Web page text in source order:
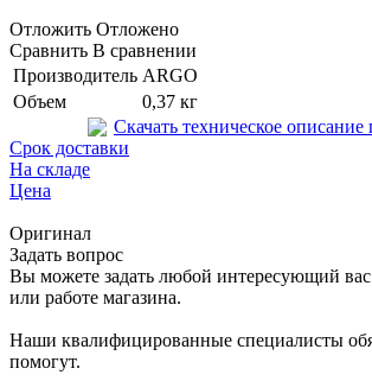
Отложить Отложено
Сравнить В сравнении
Производитель ARGO
Объем
0,37 кг
Скачать техническое описание
Срок доставки
На складе
Цена
Оригинал
Задать вопрос
Вы можете задать любой интересующий
или работе магазина.
Наши квалифицированные специалисты
помогут.